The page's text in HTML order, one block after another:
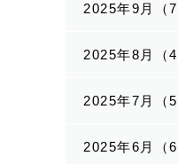
2025年9月（7
2025年8月（4
2025年7月（5
2025年6月（6